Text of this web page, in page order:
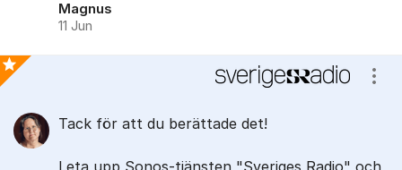
Magnus
11 Jun
Tack för att du berättade det!